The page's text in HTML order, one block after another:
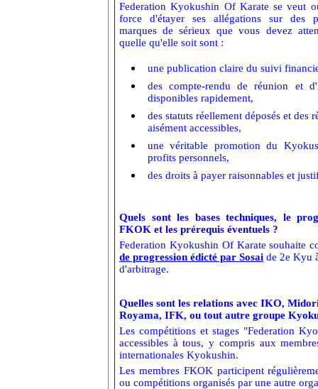
Federation Kyokushin Of Karate se veut
force d'étayer ses allégations sur des
marques de sérieux que vous devez
quelle qu'elle soit sont :
une publication claire du suivi
des compte-rendu de réunion et
disponibles rapidement,
des statuts réellement déposés et des
aisément accessibles,
une véritable promotion du
profits personnels,
des droits à payer raisonnables et
Quels sont les bases techniques, le
FKOK et les prérequis éventuels ?
Federation Kyokushin Of Karate souhaite
de progression édicté par Sosai de 2e Kyu
d'arbitrage.
Quelles sont les relations avec IKO,
Royama, IFK, ou tout autre groupe
Les compétitions et stages "Federation
accessibles à tous, y compris aux
internationales Kyokushin.
Les membres FKOK participent
ou compétitions organisés par une autre